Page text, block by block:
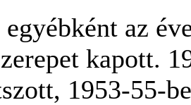
az
kapott.
1953-55-